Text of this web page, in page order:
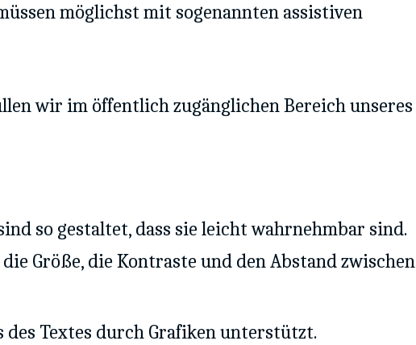
möglichst mit sogenannten assistiven
wir im öffentlich zugänglichen Bereich unseres
so gestaltet, dass sie leicht wahrnehmbar sind.
Größe, die Kontraste und den Abstand zwischen
Textes durch Grafiken unterstützt.